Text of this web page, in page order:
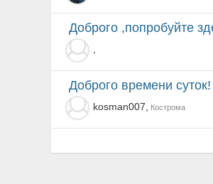
Доброго ,попробуйте
доброго времени суток!
kosman007, Кострома